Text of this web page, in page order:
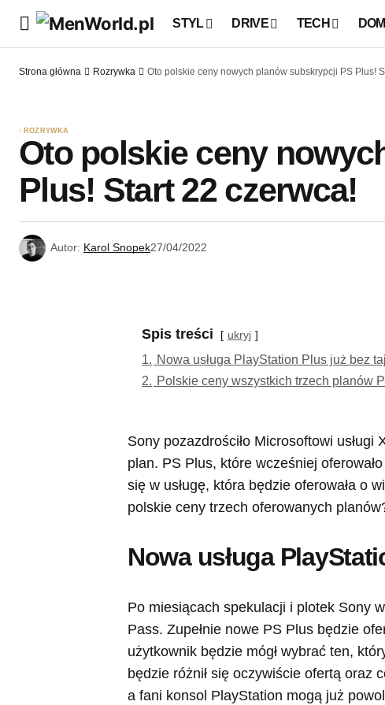
STYL DRIVE TECH DOM
Strona główna Rozrywka Oto polskie ceny nowych planów subskrypcji PS Plus!
ROZRYWKA
Oto polskie ceny
Plus! Start 22 czerwca!
Autor: Karol Snopek27/04/2022
Spis treści ukryj
1. Nowa usługa PlayStation Plus już bez
2. Polskie ceny wszystkich trzech planów
Sony pozazdrościło Microsoftowi
plan. PS Plus, które wcześniej
się w usługę, która będzie oferowała o
polskie ceny trzech oferowanych
Nowa usługa
Po miesiącach spekulacji i plotek Sony
Pass. Zupełnie nowe PS Plus będzie
użytkownik będzie mógł wybrać ten,
będzie różnił się oczywiście ofertą oraz
a fani konsol PlayStation mogą już